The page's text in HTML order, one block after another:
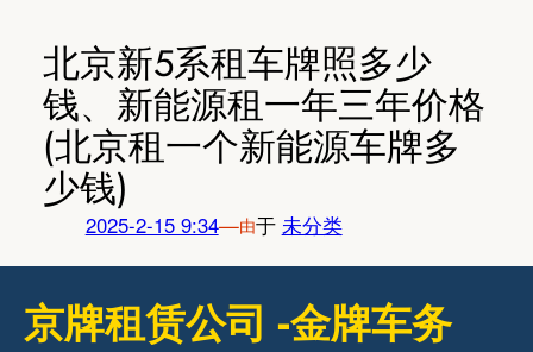
北京新5系租车牌照多少
钱、新能源租一年三年价格
(北京租一个新能源车牌多
少钱)
2025-2-15 9:34—由于 未分类
京牌租赁公司 -金牌车务